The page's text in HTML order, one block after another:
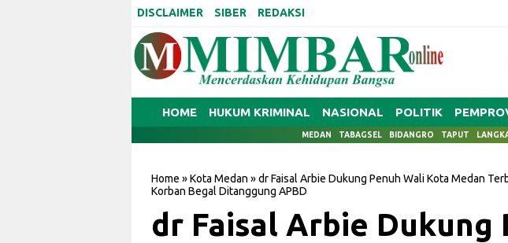
DISCLAIMER SIBER REDAKSI
HOME HUKUM KRIMINAL NASIONAL POLITIK
MEDAN TABAGSEL BIDANGRO TAPUT
Home »Kota Medan »dr Faisal Arbie Dukung Penuh Wali Kota Medan
Korban Begal Ditanggung APBD
dr Faisal Arbie Dukung